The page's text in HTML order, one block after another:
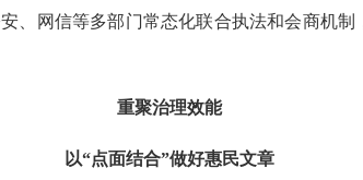
网信等多部门常态化联合执法和会商机制
重聚治理效能
以“点面结合”做好惠民文章